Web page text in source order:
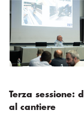
Terza sessione:
al cantiere